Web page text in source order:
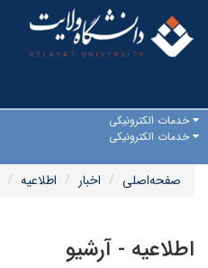
خدمات الکترونیکی
خدمات الکترونیکی
صفحه‌اصلی
اخبار اطلاعیه
اطلاعیه - آرشیو